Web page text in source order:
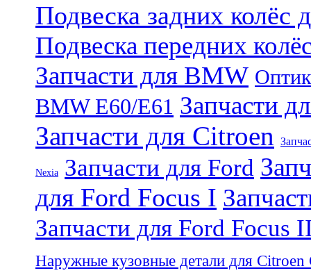
Подвеска задних колёс
Подвеска передних
Запчасти для BMW
BMW E60/E61 Запчасти
Запчасти для Citroen
Nexia Запчасти для Ford
для Ford Focus I
Запчасти для Ford Focus
Наружные кузовные детали для Citroen